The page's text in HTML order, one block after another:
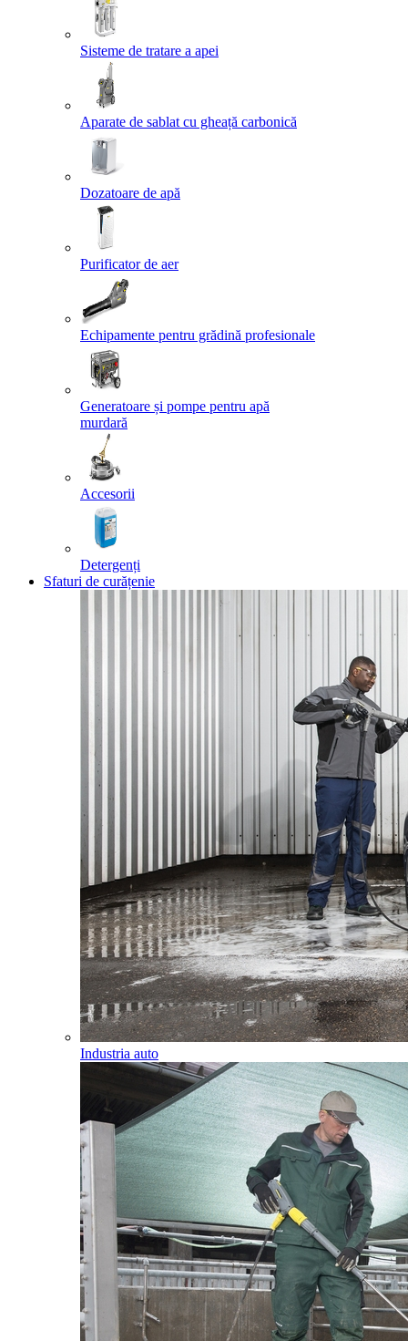
Sisteme de tratare a apei
Aparate de sablat cu gheață carbonică
Dozatoare de apă
Purificator de aer
Echipamente pentru grădină profesionale
Generatoare și pompe pentru apă
murdară
Accesorii
Detergenți
Sfaturi de curățenie
Industria auto